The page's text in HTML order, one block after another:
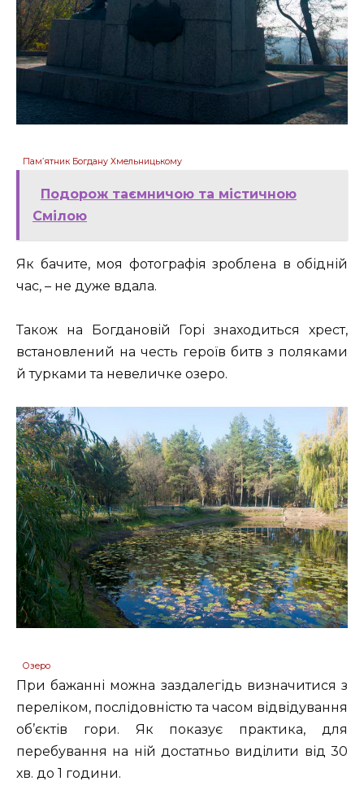
Пам’ятник Богдану Хмельницькому
Подорож таємничою та містичною
Смілою
Як бачите, моя фотографія зроблена в обідній
час, – не дуже вдала.
Також на Богдановій Горі знаходиться хрест,
встановлений на честь героїв битв з поляками
й турками та невеличке озеро.
Озеро
При бажанні можна заздалегідь визначитися з
переліком, послідовністю та часом відвідування
об’єктів гори. Як показує практика, для
перебування на ній достатньо виділити від 30
хв. до 1 години.